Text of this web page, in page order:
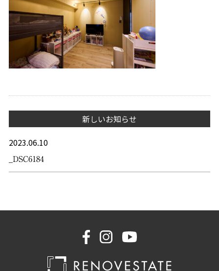
新しいお知らせ
2023.06.10
_DSC6184